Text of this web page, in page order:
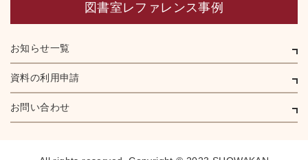
図書室レファレンス事例
お知らせ一覧
資料の利用申請
お問い合わせ